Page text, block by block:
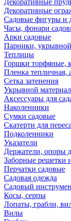
Декоративные
Декоративные
Садовые фигуры и
Часы, фонари
Арки садовые
Парники,
Теплицы
Горшки торфяные,
Пленка тепличная,
Сетка затенения
Укрывной материал
Аксессуары для
Наколенники
Сумки садовые
Скатерти для
Подколенники
Указатели
Держатели, опоры
Заборные решетки
Перчатки садовые
Садовая одежда
Садовый
Косы, серпы
Лопаты, грабли,
Вилы